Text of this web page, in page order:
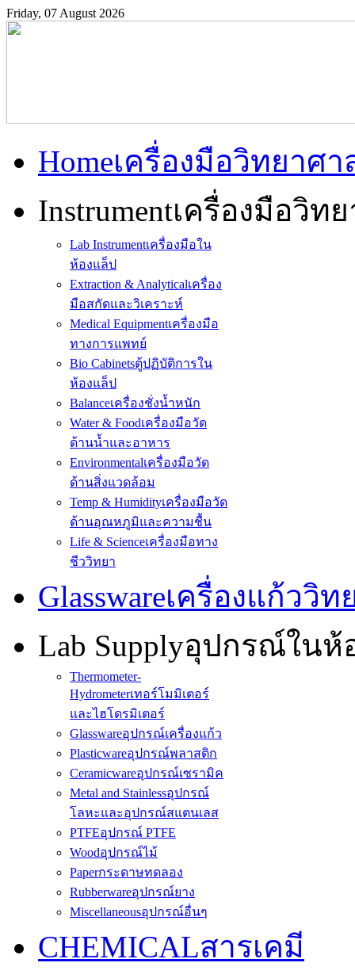
Friday, 07 August 2026
Homeเครื่องมือวิทยาศา
Instrumentเครื่องมือวิท
Lab Instrumentเครื่องมือใน
ห้องแล็ป
Extraction & Analyticalเครื่อง
มือสกัดและวิเคราะห์
Medical Equipmentเครื่องมือ
ทางการแพทย์
Bio Cabinetsตู้ปฏิบัติการใน
ห้องแล็ป
Balanceเครื่องชั่งน้ำหนัก
Water & Foodเครื่องมือวัด
ด้านน้ำและอาหาร
Environmentalเครื่องมือวัด
ด้านสิ่งแวดล้อม
Temp & Humidityเครื่องมือวัด
ด้านอุณหภูมิและความชื้น
Life & Scienceเครื่องมือทาง
ชีววิทยา
Glasswareเครื่องแก้ววิท
Lab Supplyอุปกรณ์ในห้
Thermometer-
Hydrometerเทอร์โมมิเตอร์
และไฮโดรมิเตอร์
Glasswareอุปกรณ์เครื่องแก้ว
Plasticwareอุปกรณ์พลาสติก
Ceramicwareอุปกรณ์เซรามิค
Metal and Stainlessอุปกรณ์
โลหะและอุปกรณ์สแตนเลส
PTFEอุปกรณ์ PTFE
Woodอุปกรณ์ไม้
Paperกระดาษทดลอง
Rubberwareอุปกรณ์ยาง
Miscellaneousอุปกรณ์อื่นๆ
CHEMICALสารเคมี